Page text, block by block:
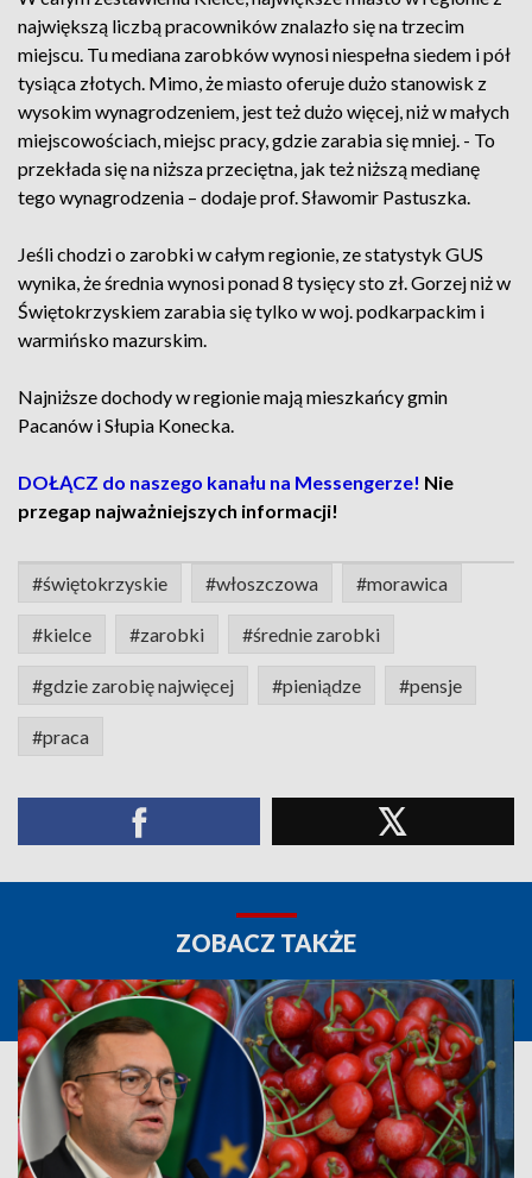
największą liczbą pracowników znalazło się na trzecim
miejscu. Tu mediana zarobków wynosi niespełna siedem i pół
tysiąca złotych. Mimo, że miasto oferuje dużo stanowisk z
wysokim wynagrodzeniem, jest też dużo więcej, niż w małych
miejscowościach, miejsc pracy, gdzie zarabia się mniej. - To
przekłada się na niższa przeciętna, jak też niższą medianę
tego wynagrodzenia – dodaje prof. Sławomir Pastuszka.
Jeśli chodzi o zarobki w całym regionie, ze statystyk GUS
wynika, że średnia wynosi ponad 8 tysięcy sto zł. Gorzej niż w
Świętokrzyskiem zarabia się tylko w woj. podkarpackim i
warmińsko mazurskim.
Najniższe dochody w regionie mają mieszkańcy gmin
Pacanów i Słupia Konecka.
DOŁĄCZ do naszego kanału na Messengerze! Nie
przegap najważniejszych informacji!
#świętokrzyskie #włoszczowa #morawica
#kielce #zarobki #średnie zarobki
#gdzie zarobię najwięcej #pieniądze #pensje
#praca
ZOBACZ TAKŻE